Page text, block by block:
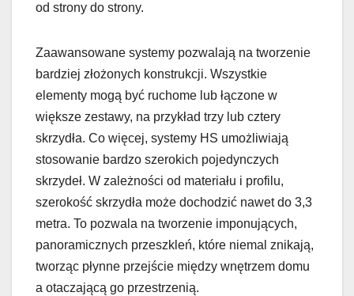
od strony do strony.
Zaawansowane systemy pozwalają na tworzenie
bardziej złożonych konstrukcji. Wszystkie
elementy mogą być ruchome lub łączone w
większe zestawy, na przykład trzy lub cztery
skrzydła. Co więcej, systemy HS umożliwiają
stosowanie bardzo szerokich pojedynczych
skrzydeł. W zależności od materiału i profilu,
szerokość skrzydła może dochodzić nawet do 3,3
metra. To pozwala na tworzenie imponujących,
panoramicznych przeszkleń, które niemal znikają,
tworząc płynne przejście między wnętrzem domu
a otaczającą go przestrzenią.